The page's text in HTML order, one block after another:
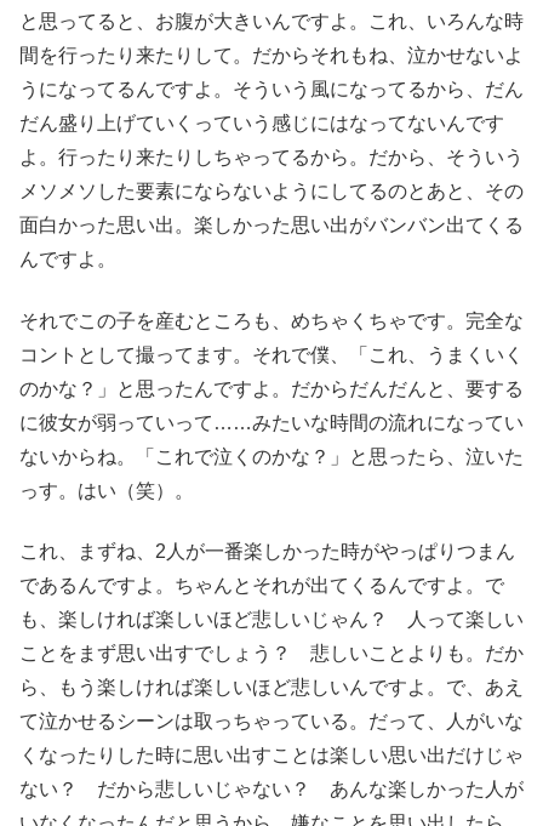
と思ってると、お腹が大きいんですよ。これ、いろんな時
間を行ったり来たりして。だからそれもね、泣かせないよ
うになってるんですよ。そういう風になってるから、だん
だん盛り上げていくっていう感じにはなってないんです
よ。行ったり来たりしちゃってるから。だから、そういう
メソメソした要素にならないようにしてるのとあと、その
面白かった思い出。楽しかった思い出がバンバン出てくる
んですよ。
それでこの子を産むところも、めちゃくちゃです。完全な
コントとして撮ってます。それで僕、「これ、うまくいく
のかな？」と思ったんですよ。だからだんだんと、要する
に彼女が弱っていって……みたいな時間の流れになってい
ないからね。「これで泣くのかな？」と思ったら、泣いた
っす。はい（笑）。
これ、まずね、2人が一番楽しかった時がやっぱりつまん
であるんですよ。ちゃんとそれが出てくるんですよ。で
も、楽しければ楽しいほど悲しいじゃん？ 人って楽しい
ことをまず思い出すでしょう？ 悲しいことよりも。だか
ら、もう楽しければ楽しいほど悲しいんですよ。で、あえ
て泣かせるシーンは取っちゃっている。だって、人がいな
くなったりした時に思い出すことは楽しい思い出だけじゃ
ない？ だから悲しいじゃない？ あんな楽しかった人が